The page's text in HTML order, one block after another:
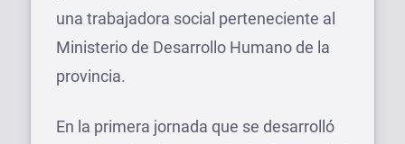
una trabajadora social perteneciente al
Ministerio de Desarrollo Humano de la
provincia.
En la primera jornada que se desarrolló